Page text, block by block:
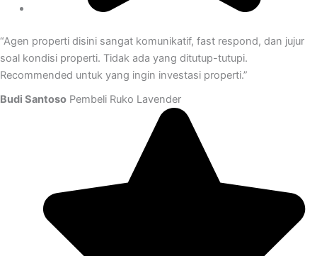
“Agen properti disini sangat komunikatif, fast respond, dan jujur
soal kondisi properti. Tidak ada yang ditutup-tutupi.
Recommended untuk yang ingin investasi properti.”
Budi Santoso Pembeli Ruko Lavender